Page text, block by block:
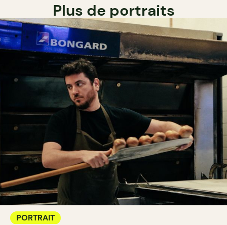
Plus de portraits
PORTRAIT